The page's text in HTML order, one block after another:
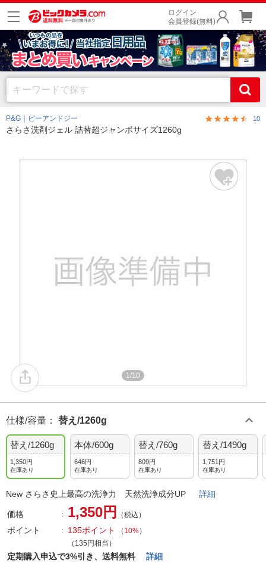
ログイン
会員登録(無料)
P&G｜ピーアンドジー 10
さらさ洗剤ジェル 詰替超ジャンボサイズ1260g
1/10
仕様/容量 ： 替え/1260g
替え/1260g
1,350円
在庫あり
本体/600g
646円
在庫あり
替え/760g
809円
在庫あり
替え/1490g
1,751円
在庫あり
New さらさ史上最高の洗浄力 天然洗浄成分UP 詳細
価格 1,350円 （税込）
ポイント 135ポイント （ 10%）
（135円相当）
定期購入申込で3%引き、送料無料 詳細